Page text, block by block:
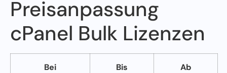
Preisanpassung
cPanel Bulk Lizenzen
Bei
Bis
Ab